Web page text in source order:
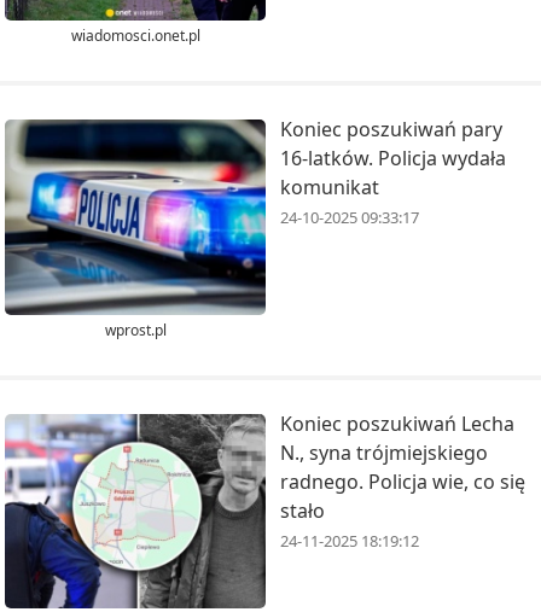
wiadomosci.onet.pl
wprost.pl
Koniec poszukiwań pary
16-latków. Policja wydała
komunikat
24-10-2025 09:33:17
Koniec poszukiwań Lecha
N., syna trójmiejskiego
radnego. Policja wie, co się
stało
24-11-2025 18:19:12